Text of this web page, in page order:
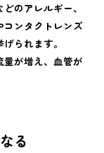
のアレルギー、
ンタクトレンズ
られます。
量が増え、血管が
る